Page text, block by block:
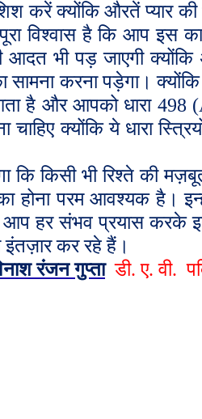
करें क्योंकि औरतें प्यार की
विश्वास है कि आप इस
भी पड़ जाएगी
करना पड़ेगा।
है और आपको धारा 498 (
क्योंकि ये धारा
कि किसी भी रिश्ते की
होना परम आवश्यक है।
आप हर संभव प्रयास करके
कर रहे हैं।
रंजन गुप्ता डी. ए. वी.